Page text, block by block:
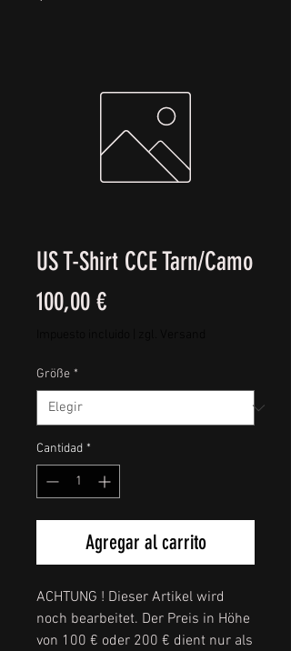
US T-Shirt CCE Tarn/Camo
100,00 €Precio
Größe *
Cantidad *
Agregar al carrito
ACHTUNG ! Dieser Artikel wird
noch bearbeitet. Der Preis in Höhe
von 100 € oder 200 € dient nur als